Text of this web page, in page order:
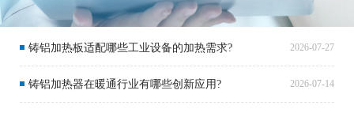
铸铝加热板适配哪些工业设备的加热需求? 2026-07-27
铸铝加热器在暖通行业有哪些创新应用? 2026-07-14